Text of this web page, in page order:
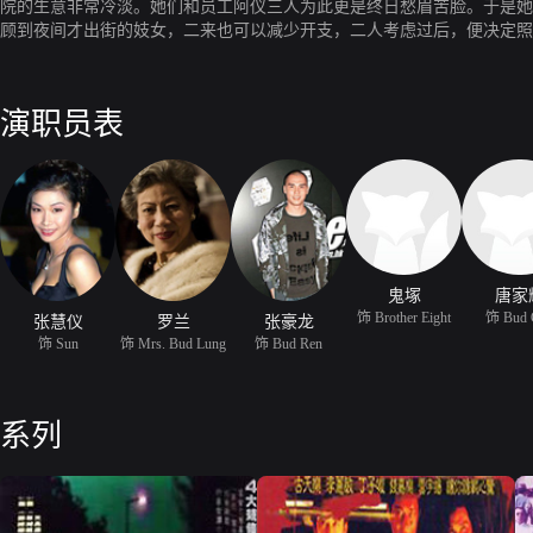
院的生意非常冷淡。她们和员工阿仪三人为此更是终日愁眉苦脸。于
顾到夜间才出街的妓女，二来也可以减少开支，二人考虑过后，便决定
急关头，毕基及龙娣赶至。
演职员表
张慧仪
饰 Sun
罗兰
饰 Mrs. Bud Lung
张豪龙
饰 Bud Ren
鬼塚
饰 Brother Eight
唐家
饰 Bud
系列